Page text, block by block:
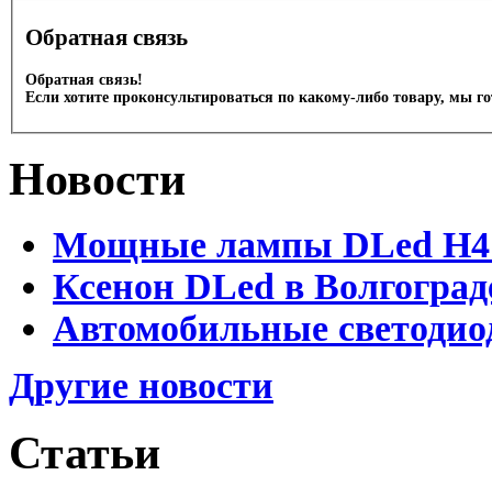
Обратная связь
Обратная связь!
Если хотите проконсультироваться по какому-либо товару, мы
Новости
Мощные лампы DLed H4
Ксенон DLed в
Автомобильные
Другие новости
Статьи